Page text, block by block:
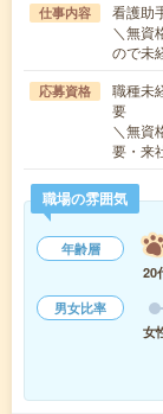
仕事内容
看護助
＼無資
ので未
応募資格
職種未
要
＼無資
要・来
職場の雰囲気
年齢層
20
男女比率
女